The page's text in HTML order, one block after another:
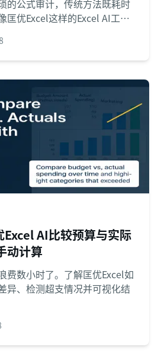
的公式审计，传统方法既耗时
匡优Excel这样的Excel AI工
AI比较预算与实际
动计算
费数小时了。了解匡优Excel如
异、检测超支情况并可视化结